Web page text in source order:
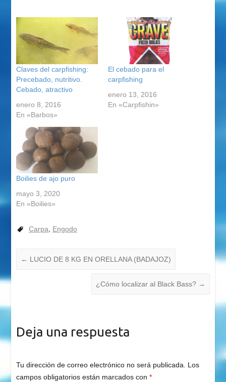
Claves del carpfishing:
Precebado, nutritivo.
Cebado, atractivo
enero 8, 2016
En «Barbos»
El cebado para el
carpfishing
enero 13, 2016
En «Carpfishin»
Boilies de ajo puro
mayo 3, 2020
En «Boilies»
Carpa, Engodo
← LUCIO DE 8 KG EN ORELLANA (BADAJOZ)
¿Cómo localizar al Black Bass? →
Deja una respuesta
Tu dirección de correo electrónico no será publicada. Los
campos obligatorios están marcados con *